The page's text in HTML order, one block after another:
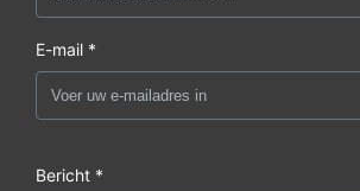
E-mail *
Bericht *